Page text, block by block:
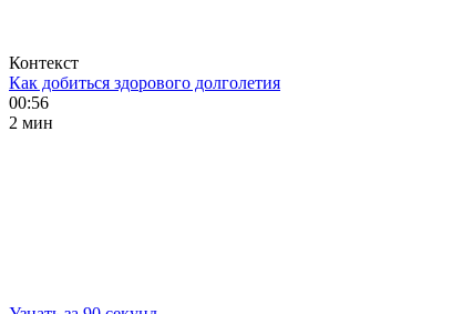
Контекст
Как добиться здорового долголетия
00:56
2 мин